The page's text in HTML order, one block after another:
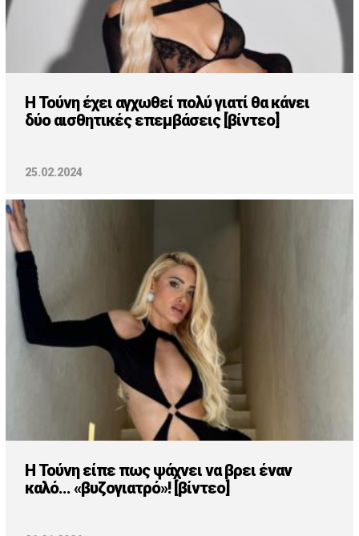
H Τούνη έχει αγχωθεί πολύ γιατί θα κάνει
δύο αισθητικές επεμβάσεις [βίντεο]
25.02.2024
H Τούνη είπε πως ψάχνει να βρει έναν
καλό... «βυζογιατρό»! [βίντεο]